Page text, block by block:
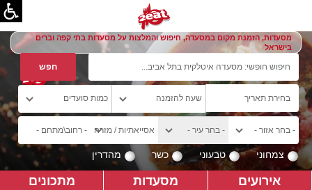
מסעדות, הזמנת מקום במסעדה, חיפוש והמלצות על מסעדות בתי קפה וברים
בישראל
צמחוני טבעוני כשר מהדרין
אירועים מסעדות מתכונים